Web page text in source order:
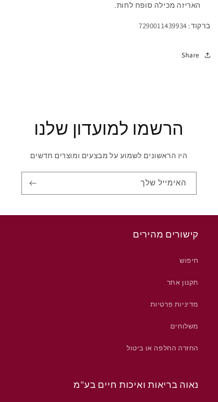
האריזה מכילה סופח לחות.
ברקוד: 7290011439934
Share
הרשמו למועדון שלנו
היו הראשונים לשמוע על מבצעים ומוצרים חדשים
האימייל שלך
קישורים מהירים
חיפוש
תקנון אתר
מדיניות פרטיות
משלוחים
החזרה החלפה או ביטול
נאוה בריאות ואיכות חיים בע"מ